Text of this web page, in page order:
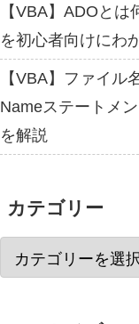
【VBA】ADOと
を初心者向けにわ
【VBA】ファイル
Nameステートメ
を解説
カテゴリー